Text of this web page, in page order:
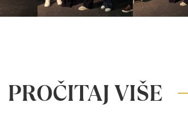
PROČITAJ VIŠE